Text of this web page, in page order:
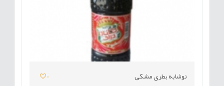
نوشابه بطری مشکی
0